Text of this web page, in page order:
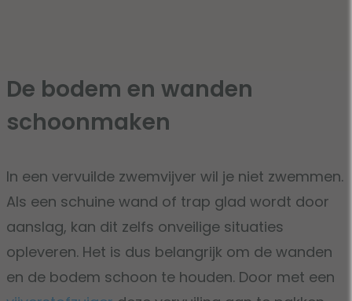
De bodem en wanden
schoonmaken
In een vervuilde zwemvijver wil je niet zwemmen.
Als een schuine wand of trap glad wordt door
aanslag, kan dit zelfs onveilige situaties
opleveren. Het is dus belangrijk om de wanden
en de bodem schoon te houden. Door met een